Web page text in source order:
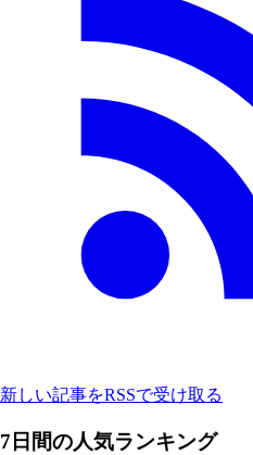
新しい記事をRSSで受け取る
7日間の人気ランキング